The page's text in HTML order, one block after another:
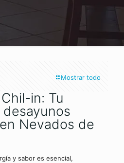
Mostrar todo
in: Tu
Nevados de
y sabor es esencial,